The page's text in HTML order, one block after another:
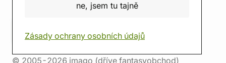
ne, jsem tu tajně
Zásady ochrany osobních údajů
© 2005-2026 imago (dříve fantasyobchod)